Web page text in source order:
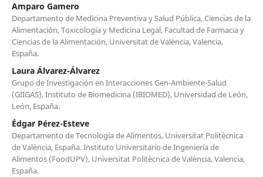
Amparo Gamero
Departamento de Medicina Preventiva y Salud Pública, Ciencias de la
Alimentación, Toxicología y Medicina Legal, Facultad de Farmacia y
Ciencias de la Alimentación, Universitat de València, Valencia,
España.
Laura Álvarez-Álvarez
Grupo de Investigación en Interacciones Gen-Ambiente-Salud
(GIIGAS), Instituto de Biomedicina (IBIOMED), Universidad de León,
León, España.
Édgar Pérez-Esteve
Departamento de Tecnología de Alimentos, Universitat Politècnica
de València, España. Instituto Universitario de Ingeniería de
Alimentos (FoodUPV), Universitat Politècnica de València, Valencia,
España.